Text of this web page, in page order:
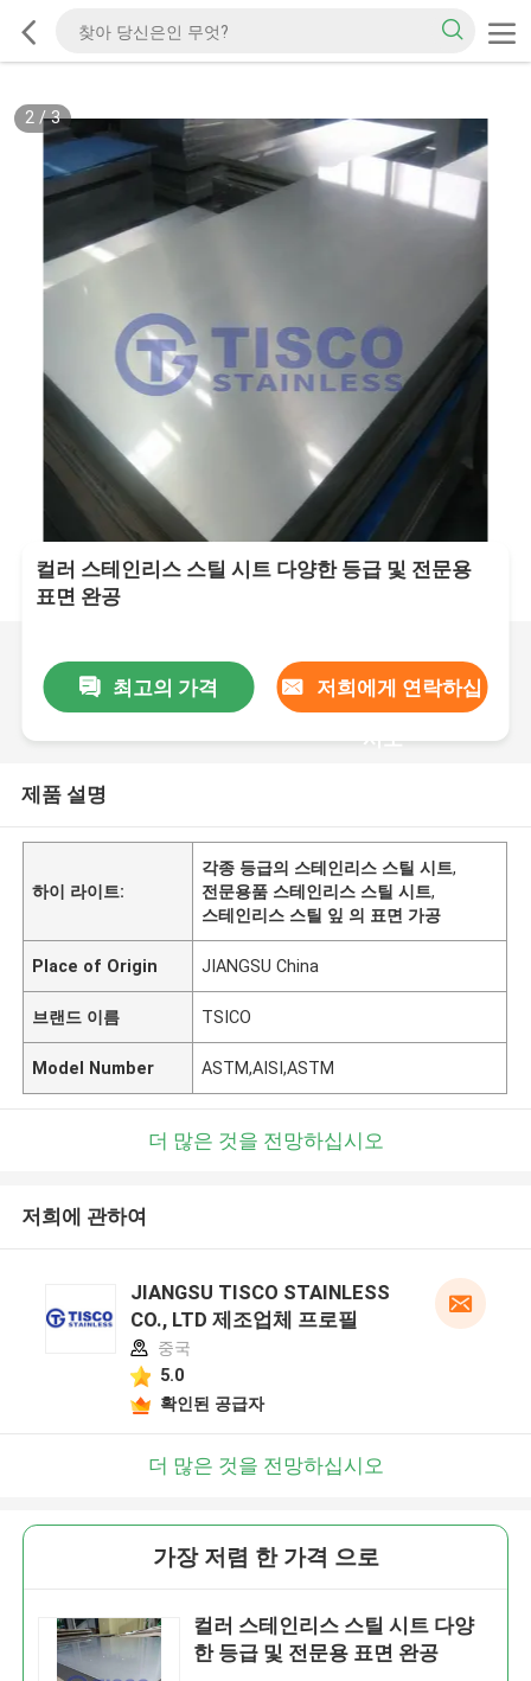
2/3
컬러 스테인리스 스틸 시트 다양한 등급 및 전문용
표면 완공
최고의 가격 저희에게 연락하십
시오
제품 설명
하이 라이트:
각종 등급의 스테인리스 스틸 시트,
전문용품 스테인리스 스틸 시트,
스테인리스 스틸 잎 의 표면 가공
Place of Origin JIANGSU China
브랜드 이름 TSICO
Model Number ASTM,AISI,ASTM
더 많은 것을 전망하십시오
저희에 관하여
JIANGSU TISCO STAINLESS
CO., LTD 제조업체 프로필
중국
5.0
확인된 공급자
더 많은 것을 전망하십시오
가장 저렴 한 가격 으로
컬러 스테인리스 스틸 시트 다양
한 등급 및 전문용 표면 완공